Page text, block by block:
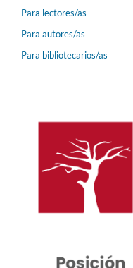
Para lectores/as
Para autores/as
Para bibliotecarios/as